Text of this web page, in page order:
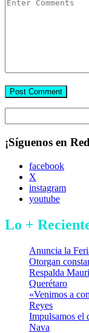
¡Síguenos en
facebook
X
instagram
youtube
Lo +
Anuncia la
Otorgan
Respalda
Querétaro
«Venimos a
Reyes
Impulsamos el
Nava